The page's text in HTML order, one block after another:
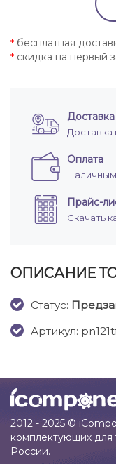
* бесплатная
* скидка на первый
Доставка
Доставка
Оплата
Прайс-
Скачать
ОПИСАНИЕ
Cтатус:
Артикул:
2012 - 2025 ©
комплектующих для
России.